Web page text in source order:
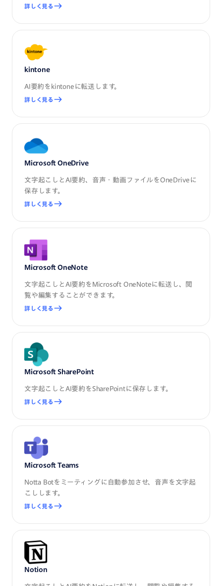
詳しく見る
kintone
AI要約をkintoneに転送します。
詳しく見る
Microsoft OneDrive
文字起こしとAI要約、音声・動画ファイルをOneDriveに
保存します。
詳しく見る
Microsoft OneNote
文字起こしとAI要約をMicrosoft OneNoteに転送し、閲
覧や編集することができます。
詳しく見る
Microsoft SharePoint
文字起こしとAI要約をSharePointに保存します。
詳しく見る
Microsoft Teams
Notta Botをミーティングに自動参加させ、音声を文字起
こしします。
詳しく見る
Notion